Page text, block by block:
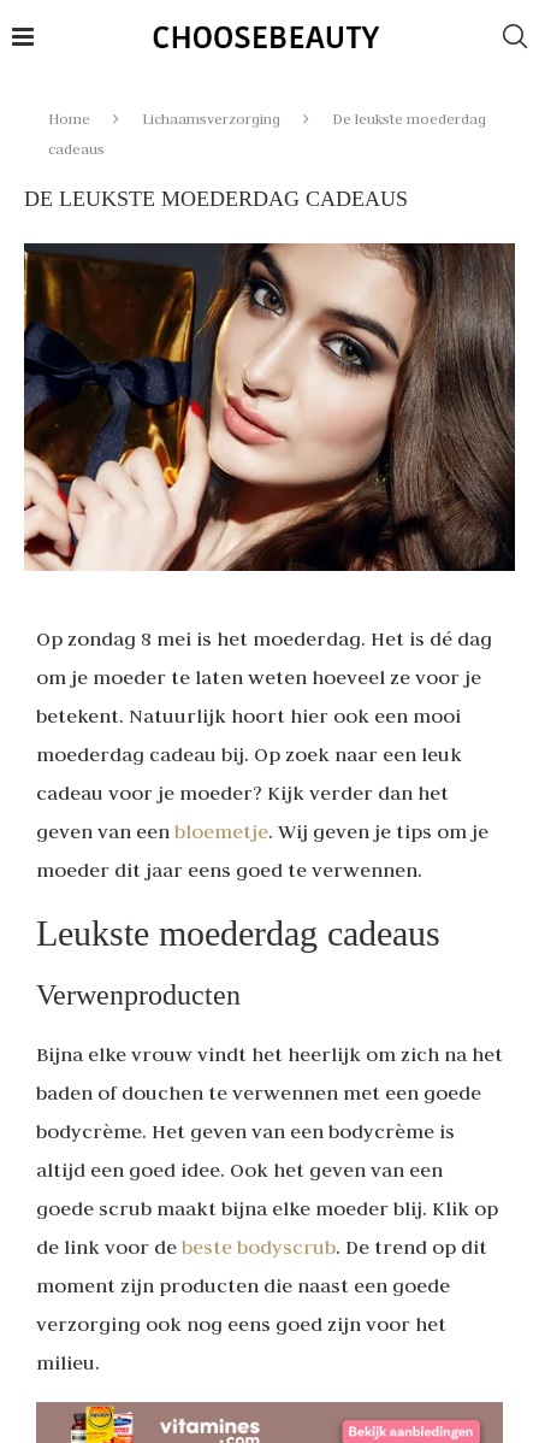
Home Lichaamsverzorging
De leukste moederdag
cadeaus
DE LEUKSTE MOEDERDAG CADEAUS
Op zondag 8 mei is het moederdag. Het is dé dag
om je moeder te laten weten hoeveel ze voor je
betekent. Natuurlijk hoort hier ook een mooi
moederdag cadeau bij. Op zoek naar een leuk
cadeau voor je moeder? Kijk verder dan het
geven van een bloemetje. Wij geven je tips om je
moeder dit jaar eens goed te verwennen.
Leukste moederdag cadeaus
Verwenproducten
Bijna elke vrouw vindt het heerlijk om zich na het
baden of douchen te verwennen met een goede
bodycrème. Het geven van een bodycrème is
altijd een goed idee. Ook het geven van een
goede scrub maakt bijna elke moeder blij. Klik op
de link voor de beste bodyscrub. De trend op dit
moment zijn producten die naast een goede
verzorging ook nog eens goed zijn voor het
milieu.